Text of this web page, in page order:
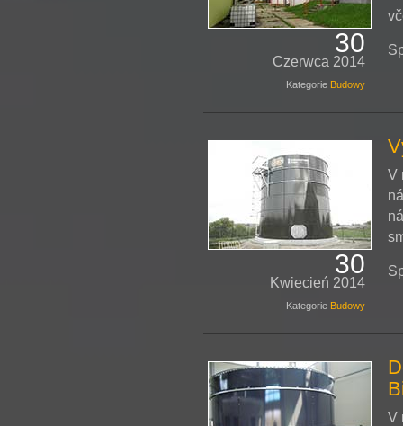
30
Czerwca 2014
Kategorie Budowy
30
Kwiecień 2014
Kategorie Budowy
V
V